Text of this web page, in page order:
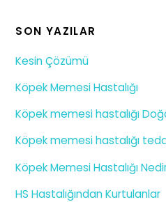
SON YAZILAR
Kesin Çözümü
Köpek Memesi Hastalığı
Köpek memesi hastalığı
Köpek memesi hastalığı
Köpek Memesi Hastalığı
HS Hastalığından Kurtulanlar